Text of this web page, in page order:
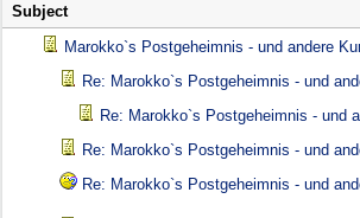
Subject
Marokko`s Postgeheimnis - und andere
Re: Marokko`s Postgeheimnis - und
Re: Marokko`s Postgeheimnis - und
Re: Marokko`s Postgeheimnis - und
Re: Marokko`s Postgeheimnis - und